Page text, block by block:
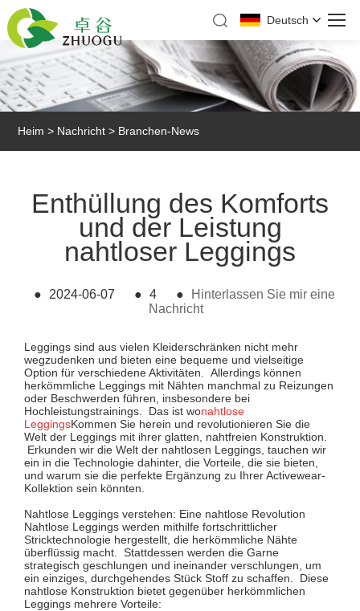
Deutsch
Heim > Nachricht > Branchen-News
Enthüllung des Komforts
und der Leistung
nahtloser Leggings
● 2024-06-07 ● 4 ●
Hinterlassen Sie mir eine
Nachricht
Leggings sind aus vielen Kleiderschränken nicht mehr
wegzudenken und bieten eine bequeme und vielseitige
Option für verschiedene Aktivitäten. Allerdings können
herkömmliche Leggings mit Nähten manchmal zu Reizungen
oder Beschwerden führen, insbesondere bei
Hochleistungstrainings. Das ist wonahtlose
LeggingsKommen Sie herein und revolutionieren Sie die
Welt der Leggings mit ihrer glatten, nahtfreien Konstruktion.
Erkunden wir die Welt der nahtlosen Leggings, tauchen wir
ein in die Technologie dahinter, die Vorteile, die sie bieten,
und warum sie die perfekte Ergänzung zu Ihrer Activewear-
Kollektion sein könnten.
Nahtlose Leggings verstehen: Eine nahtlose Revolution
Nahtlose Leggings werden mithilfe fortschrittlicher
Stricktechnologie hergestellt, die herkömmliche Nähte
überflüssig macht. Stattdessen werden die Garne
strategisch geschlungen und ineinander verschlungen, um
ein einziges, durchgehendes Stück Stoff zu schaffen. Diese
nahtlose Konstruktion bietet gegenüber herkömmlichen
Leggings mehrere Vorteile: